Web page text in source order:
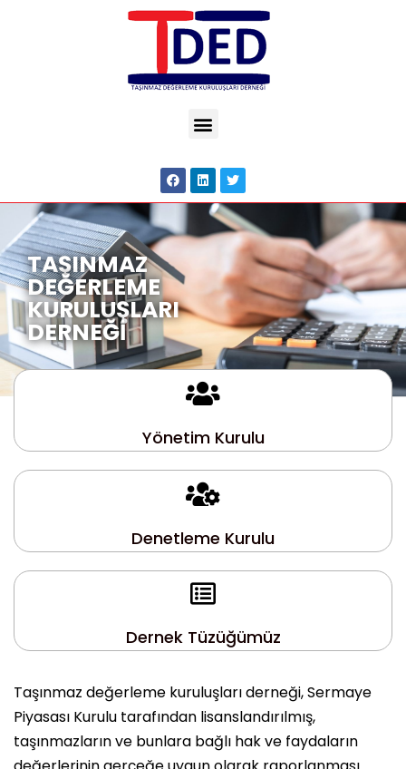
TAŞINMAZ
DEĞERLEME
KURULUŞLARI
DERNEĞİ
Yönetim Kurulu
Denetleme Kurulu
Dernek Tüzüğümüz
Taşınmaz değerleme kuruluşları derneği, Sermaye
Piyasası Kurulu tarafından lisanslandırılmış,
taşınmazların ve bunlara bağlı hak ve faydaların